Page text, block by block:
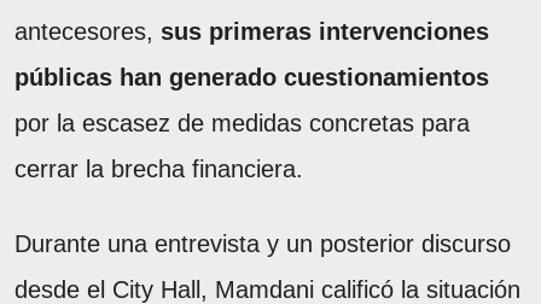
antecesores, sus primeras intervenciones
públicas han generado cuestionamientos
por la escasez de medidas concretas para
cerrar la brecha financiera.
Durante una entrevista y un posterior discurso
desde el City Hall, Mamdani calificó la situación